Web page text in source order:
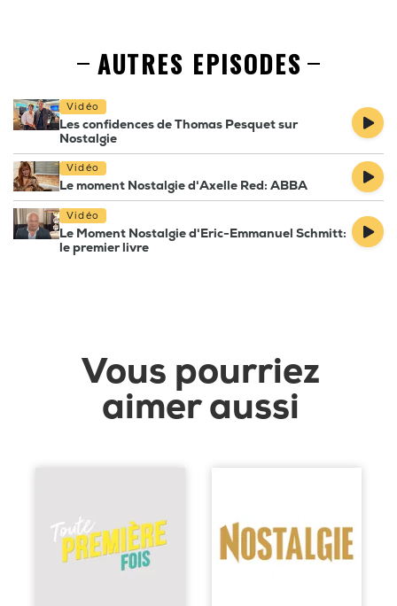
AUTRES EPISODES
Vidéo
Les confidences de Thomas Pesquet sur
Nostalgie
Vidéo
Le moment Nostalgie d'Axelle Red: ABBA
Vidéo
Le Moment Nostalgie d'Eric-Emmanuel Schmitt:
le premier livre
Vous pourriez
aimer aussi